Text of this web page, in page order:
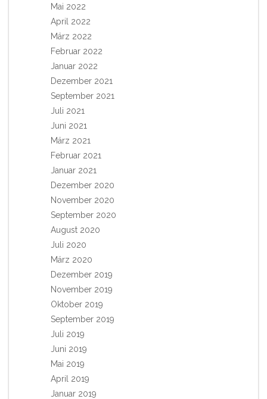
Mai 2022
April 2022
März 2022
Februar 2022
Januar 2022
Dezember 2021
September 2021
Juli 2021
Juni 2021
März 2021
Februar 2021
Januar 2021
Dezember 2020
November 2020
September 2020
August 2020
Juli 2020
März 2020
Dezember 2019
November 2019
Oktober 2019
September 2019
Juli 2019
Juni 2019
Mai 2019
April 2019
Januar 2019